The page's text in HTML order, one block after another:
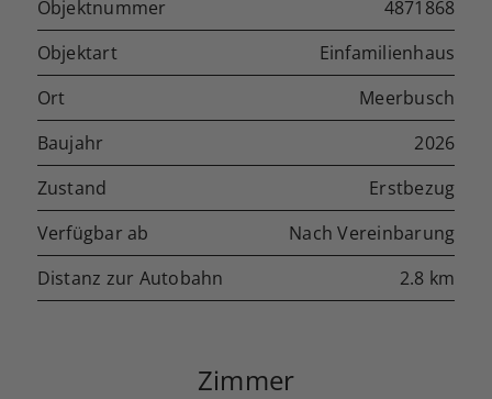
Objektnummer
4871868
Objektart
Einfamilienhaus
Ort
Meerbusch
Baujahr
2026
Zustand
Erstbezug
Verfügbar ab
Nach Vereinbarung
Distanz zur Autobahn
2.8 km
Zimmer